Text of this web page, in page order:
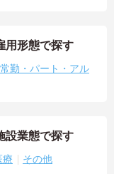
用形態で探す
勤・パート・アル
設業態で探す
療 その他